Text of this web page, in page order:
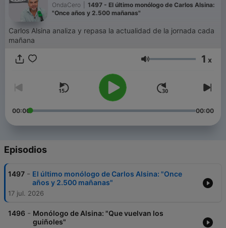
OndaCero
1497 - El último monólogo de Carlos Alsina:
"Once años y 2.500 mañanas"
Carlos Alsina analiza y repasa la actualidad de la jornada cada
mañana
Volumen 1 x
00:00 00:00
Episodios
1497 - El último monólogo de Carlos Alsina: "Once
años y 2.500 mañanas"
17 jul. 2026
1496 - Monólogo de Alsina: "Que vuelvan los
guiñoles"